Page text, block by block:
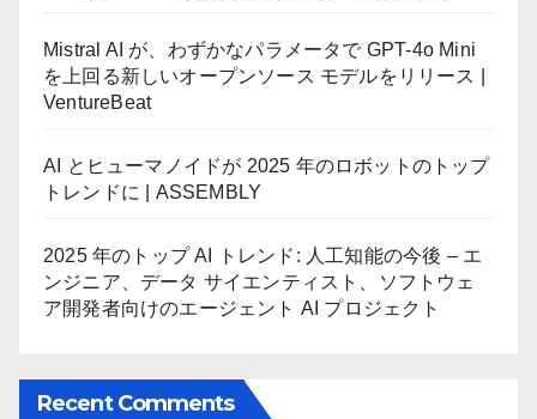
Mistral AI が、わずかなパラメータで GPT-4o Mini
を上回る新しいオープンソース モデルをリリース |
VentureBeat
AI とヒューマノイドが 2025 年のロボットのトップ
トレンドに | ASSEMBLY
2025 年のトップ AI トレンド: 人工知能の今後 – エ
ンジニア、データ サイエンティスト、ソフトウェ
ア開発者向けのエージェント AI プロジェクト
Recent Comments